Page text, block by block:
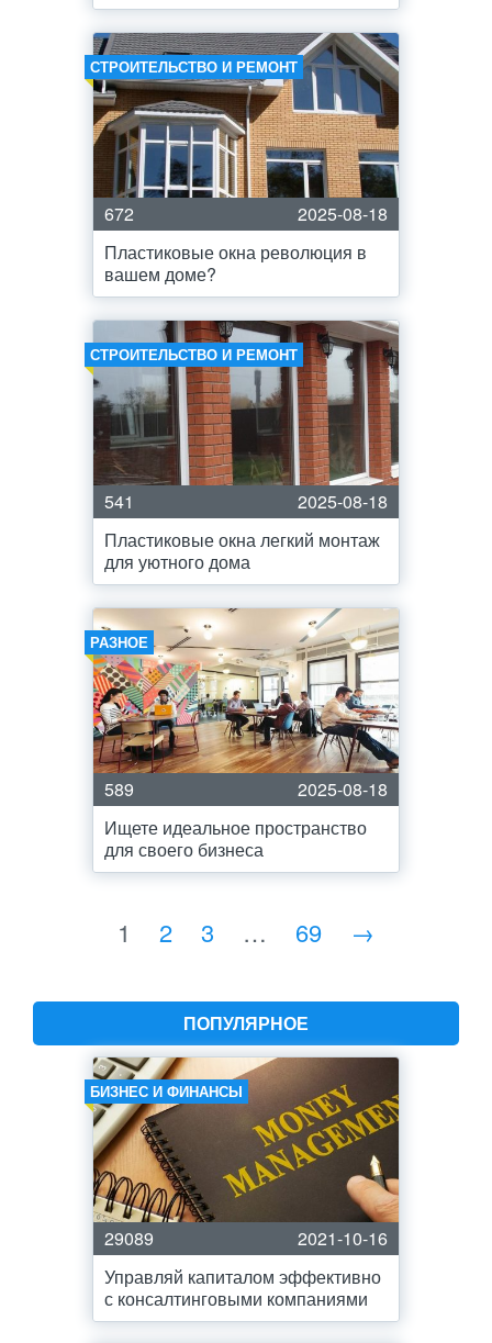
СТРОИТЕЛЬСТВО И РЕМОНТ
672
2025-08-18
Пластиковые окна революция в
вашем доме?
СТРОИТЕЛЬСТВО И РЕМОНТ
541
2025-08-18
Пластиковые окна легкий монтаж
для уютного дома
РАЗНОЕ
589
2025-08-18
Ищете идеальное пространство
для своего бизнеса
1 2 3 … 69 →
ПОПУЛЯРНОЕ
БИЗНЕС И ФИНАНСЫ
29089
2021-10-16
Управляй капиталом эффективно
с консалтинговыми компаниями